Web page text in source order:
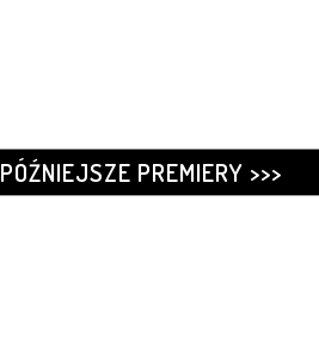
PÓŹNIEJSZE PREMIERY >>>